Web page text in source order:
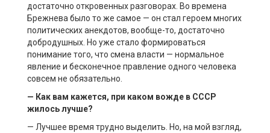
достаточно откровенных разговорах. Во времена
Брежнева было то же самое — он стал героем многих
политических анекдотов, вообще-то, достаточно
добродушных. Но уже стало формироваться
понимание того, что смена власти — нормальное
явление и бесконечное правление одного человека
совсем не обязательно.
— Как вам кажется, при каком вожде в СССР
жилось лучше?
— Лучшее время трудно выделить. Но, на мой взгляд,